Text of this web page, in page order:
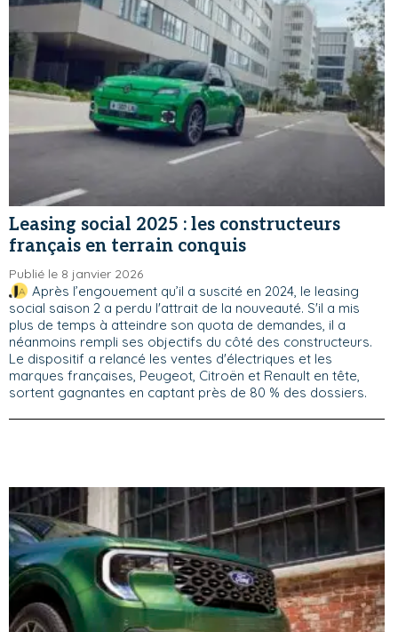
Leasing social 2025 : les constructeurs
français en terrain conquis
Publié le 8 janvier 2026
Après l’engouement qu’il a suscité en 2024, le leasing
social saison 2 a perdu l'attrait de la nouveauté. S'il a mis
plus de temps à atteindre son quota de demandes, il a
néanmoins rempli ses objectifs du côté des constructeurs.
Le dispositif a relancé les ventes d'électriques et les
marques françaises, Peugeot, Citroën et Renault en tête,
sortent gagnantes en captant près de 80 % des dossiers.